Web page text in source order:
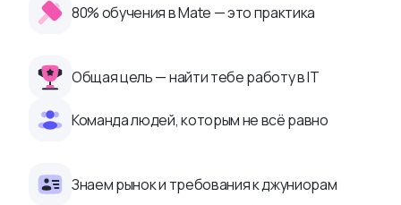
80% обучения в Mate — это практика
Общая цель — найти тебе работу в IТ
Команда людей, которым не всё равно
Знаем рынок и требования к джуниорам